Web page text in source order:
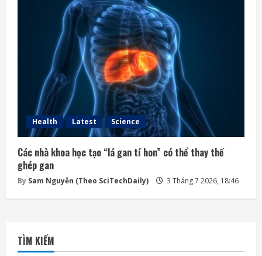
Health Latest Science
Các nhà khoa học tạo “lá gan tí hon” có thể thay thế
ghép gan
By Sam Nguyễn (Theo SciTechDaily) 3 Tháng 7 2026, 18:46
TÌM KIẾM